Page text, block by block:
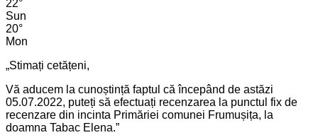
22°
Sun
20°
Mon
„Stimați cetățeni,
Vă aducem la cunoștință faptul că începând de astăzi
05.07.2022, puteți să efectuați recenzarea la punctul fix de
recenzare din incinta Primăriei comunei Frumușița, la
doamna Tabac Elena.”